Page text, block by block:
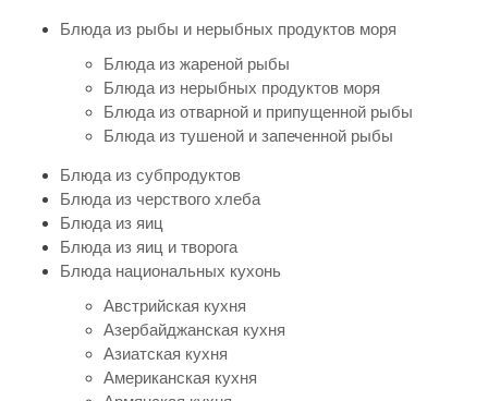
Блюда из рыбы и нерыбных продуктов моря
Блюда из жареной рыбы
Блюда из нерыбных продуктов моря
Блюда из отварной и припущенной рыбы
Блюда из тушеной и запеченной рыбы
Блюда из субпродуктов
Блюда из черствого хлеба
Блюда из яиц
Блюда из яиц и творога
Блюда национальных кухонь
Австрийская кухня
Азербайджанская кухня
Азиатская кухня
Американская кухня